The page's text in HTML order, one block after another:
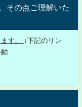
その点ご理解いた
す。
↓下記のリン